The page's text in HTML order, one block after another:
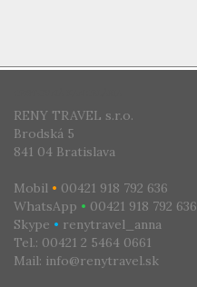
RENY TRAVEL s.r.o.
Brodská 5
841 04 Bratislava
Mobil • 00421 918 792 636
WhatsApp • 00421 918 792 636
Skype • renytravel_anna
Tel.: 00421 2 5464 0661
Mail: info@renytravel.sk